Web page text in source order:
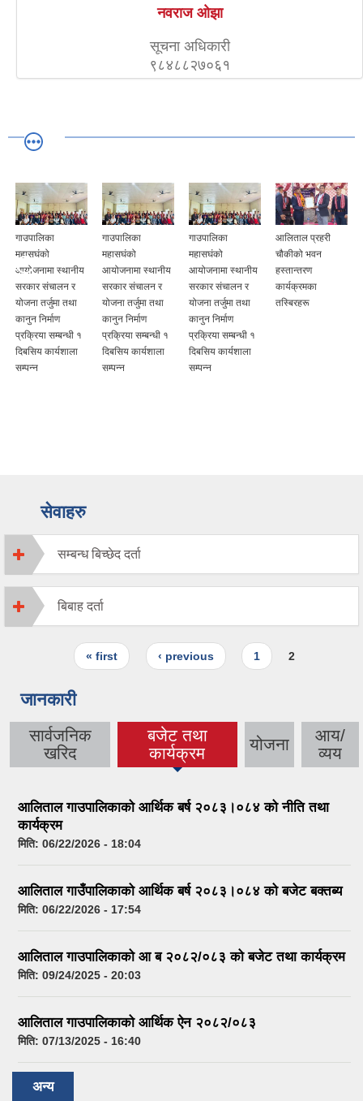
नवराज ओझा
सूचना अधिकारी
९८४८८२७०६१
गाउपालिका
महासघंको
आयोजनामा स्थानीय
सरकार संचालन र
योजना तर्जुमा तथा
कानुन निर्माण
प्रक्रिया सम्बन्धी १
दिबसिय कार्यशाला
सम्पन्न
गाउपालिका
महासघंको
आयोजनामा स्थानीय
सरकार संचालन र
योजना तर्जुमा तथा
कानुन निर्माण
प्रक्रिया सम्बन्धी १
दिबसिय कार्यशाला
सम्पन्न
गाउपालिका
महासघंको
आयोजनामा स्थानीय
सरकार संचालन र
योजना तर्जुमा तथा
कानुन निर्माण
प्रक्रिया सम्बन्धी १
दिबसिय कार्यशाला
सम्पन्न
आलिताल प्रहरी
चौकीको भवन
हस्तान्तरण
कार्यक्रमका
तस्बिरहरू
सेवाहरु
सम्बन्ध बिच्छेद दर्ता
बिबाह दर्ता
« first ‹ previous 1 2
जानकारी
सार्वजनिक
खरिद
बजेट तथा
कार्यक्रम
(active tab) योजना
आय/
व्यय
आलिताल गाउपालिकाको आर्थिक बर्ष २०८३।०८४ को नीति तथा
कार्यक्रम
मिति: 06/22/2026 - 18:04
आलिताल गाउँपालिकाको आर्थिक बर्ष २०८३।०८४ को बजेट बक्तब्य
मिति: 06/22/2026 - 17:54
आलिताल गाउपालिकाको आ ब २०८२/०८३ को बजेट तथा कार्यक्रम
मिति: 09/24/2025 - 20:03
आलिताल गाउपालिकाको आर्थिक ऐन २०८२/०८३
मिति: 07/13/2025 - 16:40
अन्य